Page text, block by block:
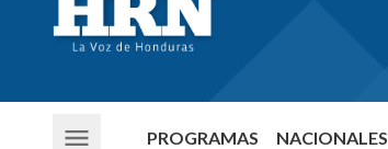
PROGRAMAS NACIONALES